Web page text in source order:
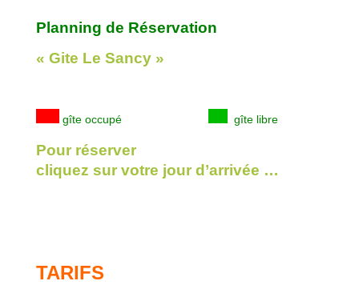
Planning de Réservation
« Gite Le Sancy »
gîte occupé gîte libre
Pour réserver
cliquez sur votre jour d’arrivée …
TARIFS